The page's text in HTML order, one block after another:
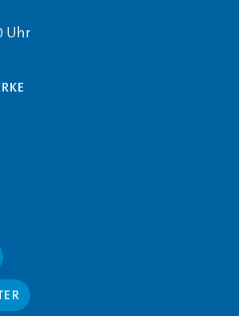
Uhr